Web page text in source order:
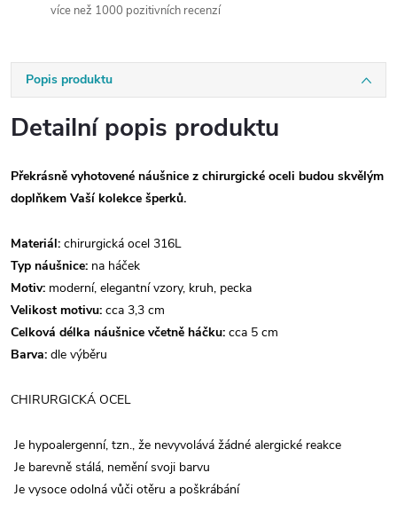
více než 1000 pozitivních recenzí
Popis produktu
Detailní popis produktu
Překrásně vyhotovené náušnice z chirurgické oceli budou skvělým
doplňkem Vaší kolekce šperků.
Materiál: chirurgická ocel 316L
Typ náušnice: na háček
Motiv: moderní, elegantní vzory, kruh, pecka
Velikost motivu: cca 3,3 cm
Celková délka náušnice včetně háčku: cca 5 cm
Barva: dle výběru
CHIRURGICKÁ OCEL
Je hypoalergenní, tzn., že nevyvolává žádné alergické reakce
Je barevně stálá, nemění svoji barvu
Je vysoce odolná vůči otěru a poškrábání